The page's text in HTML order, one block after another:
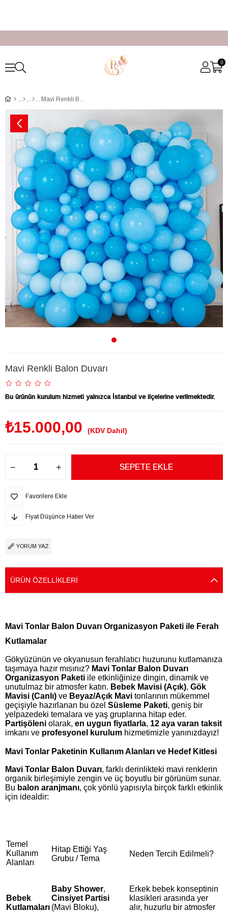
0
Mavi Renkli Balon Duvarı
Mavi Renkli Balon Duvarı
Bu ürünün kurulum hizmeti yalnızca İstanbul ve ilçelerine verilmektedir.
₺15.000,00 (KDV Dahil)
Favorilere Ekle
Fiyat Düşünce Haber Ver
YORUM YAZ
ÜRÜN ÖZELLIKLERI
Mavi Tonlar Balon Duvarı Organizasyon Paketi ile Ferah
Kutlamalar
Gökyüzünün ve okyanusun ferahlatıcı huzurunu kutlamanıza
taşımaya hazır mısınız? Mavi Tonlar Balon Duvarı
Organizasyon Paketi ile etkinliğinize dingin, dinamik ve
unutulmaz bir atmosfer katın. Bebek Mavisi (Açık), Gök
Mavisi (Canlı) ve Beyaz/Açık Mavi tonlarının mükemmel
geçişiyle hazırlanan bu özel Süsleme Paketi, geniş bir
yelpazedeki temalara ve yaş gruplarına hitap eder.
Partişöleni olarak, en uygun fiyatlarla, 12 aya varan taksit
imkanı ve profesyonel kurulum hizmetimizle yanınızdayız!
Mavi Tonlar Paketinin Kullanım Alanları ve Hedef Kitlesi
Mavi Tonlar Balon Duvarı, farklı derinlikteki mavi renklerin
organik birleşimiyle zengin ve üç boyutlu bir görünüm sunar.
Bu balon aranjmanı, çok yönlü yapısıyla birçok farklı etkinlik
için idealdir:
Temel
Kullanım
Alanları
Hitap Ettiği Yaş
Grubu / Tema
Neden Tercih Edilmeli?
Bebek
Kutlamaları
Baby Shower,
Cinsiyet Partisi
(Mavi Bloku),
Erkek bebek konseptinin
klasikleri arasında yer
alır, huzurlu bir atmosfer